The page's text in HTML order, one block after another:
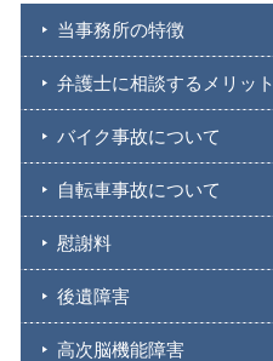
当事務所の特徴
弁護士に相談するメリット
バイク事故について
自転車事故について
慰謝料
後遺障害
高次脳機能障害